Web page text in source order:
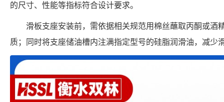
的尺寸、性能等指标符合设计要求。
滑板支座安装前，需依据相关规范用棉丝蘸取丙酮或酒
质；同时将支座储油槽内注满指定型号的硅脂润滑油，减少